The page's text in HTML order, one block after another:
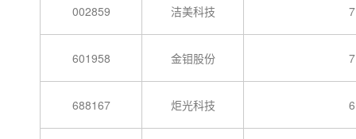
002859 洁美科技 7
601958 金钼股份 7
688167 炬光科技 6